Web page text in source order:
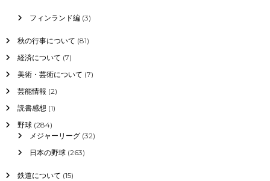
フィンランド編(3)
秋の行事について (81)
経済について (7)
美術・芸術について (7)
芸能情報 (2)
読書感想 (1)
野球(284)
メジャーリーグ(32)
日本の野球(263)
鉄道について (15)